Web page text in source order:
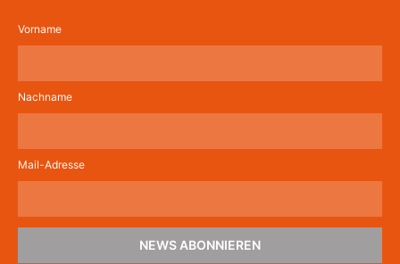
Vorname
Nachname
Mail-Adresse
NEWS ABONNIEREN